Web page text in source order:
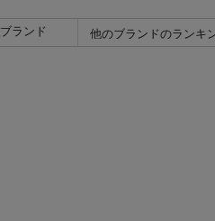
ブランド